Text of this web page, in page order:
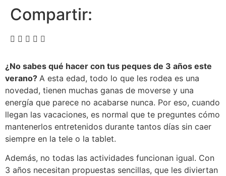
Compartir:
¿No sabes qué hacer con tus peques de 3 años este
verano? A esta edad, todo lo que les rodea es una
novedad, tienen muchas ganas de moverse y una
energía que parece no acabarse nunca. Por eso, cuando
llegan las vacaciones, es normal que te preguntes cómo
mantenerlos entretenidos durante tantos días sin caer
siempre en la tele o la tablet.
Además, no todas las actividades funcionan igual. Con
3 años necesitan propuestas sencillas, que les diviertan